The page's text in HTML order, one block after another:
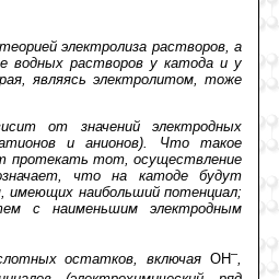
электролиза растворов, а
водных растворов у катода и у
являясь электролитом, тоже
от значений электродных
и анионов). Что такое
протекать тот, осуществление
что на катоде будут
имеющих наибольший потенциал;
с наименьшим электродным
остатков, включаяОН–,